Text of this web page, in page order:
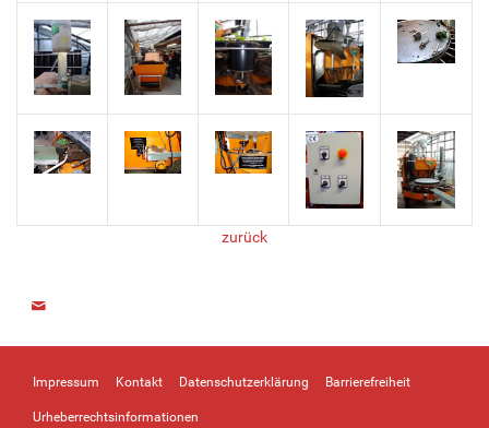
zurück
Impressum Kontakt Datenschutzerklärung Barrierefreiheit
Urheberrechtsinformationen